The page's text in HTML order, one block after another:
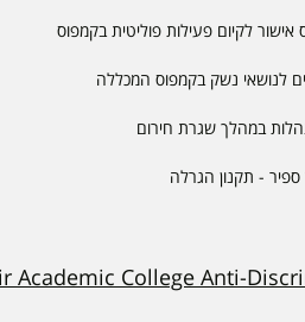
אישור לקיום פעילות פוליטית בקמפוס
לנושאי נשק בקמפוס המכללה
במהלך שגרת חירום
- תקנון הגרלה
Academic College Anti-